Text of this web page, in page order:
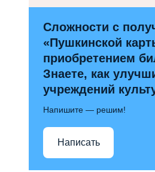
Сложности с
«Пушкинской
приобретением
Знаете, как
учреждений
Напишите — решим!
Написать